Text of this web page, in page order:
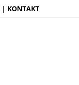
| KONTAKT